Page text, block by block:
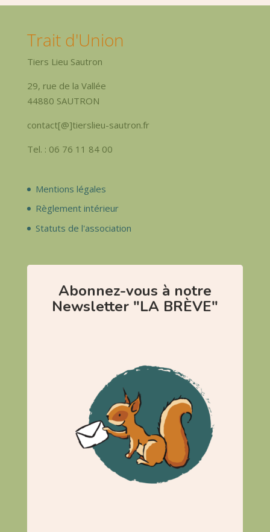
Trait d'Union
Tiers Lieu Sautron
29, rue de la Vallée
44880 SAUTRON
contact[@]tierslieu-sautron.fr
Tel. : 06 76 11 84 00
Mentions légales
Règlement intérieur
Statuts de l'association
Abonnez-vous à notre
Newsletter "LA BRÈVE"